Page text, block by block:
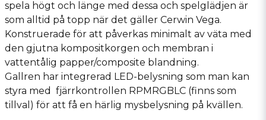
spela högt och länge med dessa och spelglädjen är
som alltid på topp när det gäller Cerwin Vega.
Konstruerade för att påverkas minimalt av väta med
den gjutna kompositkorgen och membran i
vattentålig papper/composite blandning.
Gallren har integrerad LED-belysning som man kan
styra med fjärrkontrollen RPMRGBLC (finns som
tillval) för att få en härlig mysbelysning på kvällen.